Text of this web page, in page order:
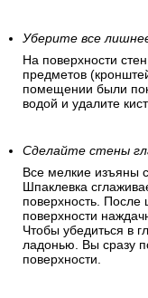
Уберите все
На поверхности
предметов
помещении были
водой и удалите
Сделайте стены
Все мелкие изъяны
Шпаклевка
поверхность. После
поверхности
Чтобы убедиться в
ладонью. Вы сразу
поверхности.